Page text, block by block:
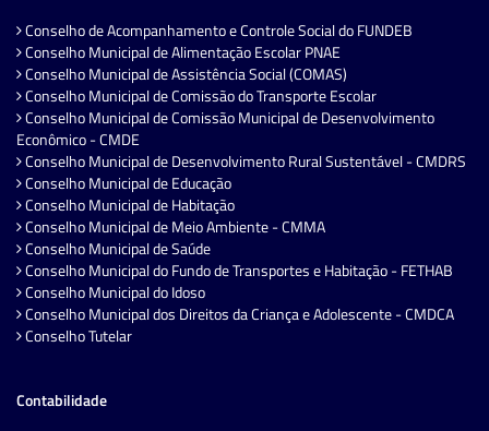
Conselho de Acompanhamento e Controle Social do FUNDEB
Conselho Municipal de Alimentação Escolar PNAE
Conselho Municipal de Assistência Social (COMAS)
Conselho Municipal de Comissão do Transporte Escolar
Conselho Municipal de Comissão Municipal de Desenvolvimento
Econômico - CMDE
Conselho Municipal de Desenvolvimento Rural Sustentável - CMDRS
Conselho Municipal de Educação
Conselho Municipal de Habitação
Conselho Municipal de Meio Ambiente - CMMA
Conselho Municipal de Saúde
Conselho Municipal do Fundo de Transportes e Habitação - FETHAB
Conselho Municipal do Idoso
Conselho Municipal dos Direitos da Criança e Adolescente - CMDCA
Conselho Tutelar
Contabilidade